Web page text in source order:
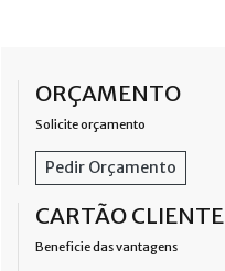
ORÇAMENTO
Solicite orçamento
Pedir Orçamento
CARTÃO CLIENTE
Beneficie das vantagens